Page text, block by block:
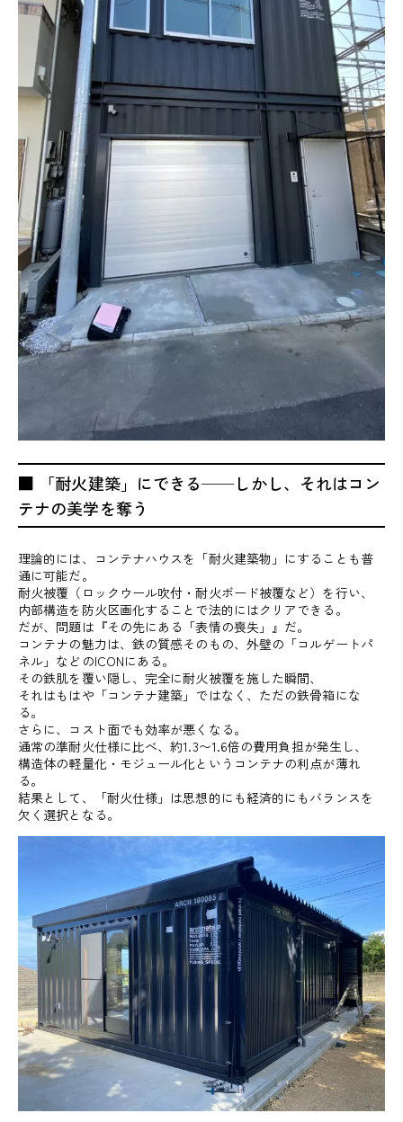
■ 「耐火建築」にできる──しかし、それはコン
テナの美学を奪う
理論的には、コンテナハウスを「耐火建築物」にすることも普
通に可能だ。
耐火被覆（ロックウール吹付・耐火ボード被覆など）を行い、
内部構造を防火区画化することで法的にはクリアできる。
だが、問題は『その先にある「表情の喪失」』だ。
コンテナの魅力は、鉄の質感そのもの、外壁の「コルゲートパ
ネル」などのICONにある。
その鉄肌を覆い隠し、完全に耐火被覆を施した瞬間、
それはもはや「コンテナ建築」ではなく、ただの鉄骨箱にな
る。
さらに、コスト面でも効率が悪くなる。
通常の準耐火仕様に比べ、約1.3〜1.6倍の費用負担が発生し、
構造体の軽量化・モジュール化というコンテナの利点が薄れ
る。
結果として、「耐火仕様」は思想的にも経済的にもバランスを
欠く選択となる。